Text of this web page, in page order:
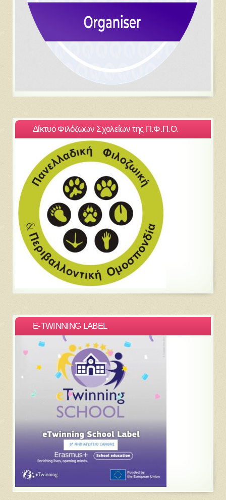
Δίκτυο Φιλόζωων Σχολείων της Π.Φ.Π.Ο.
E-TWINNING LABEL